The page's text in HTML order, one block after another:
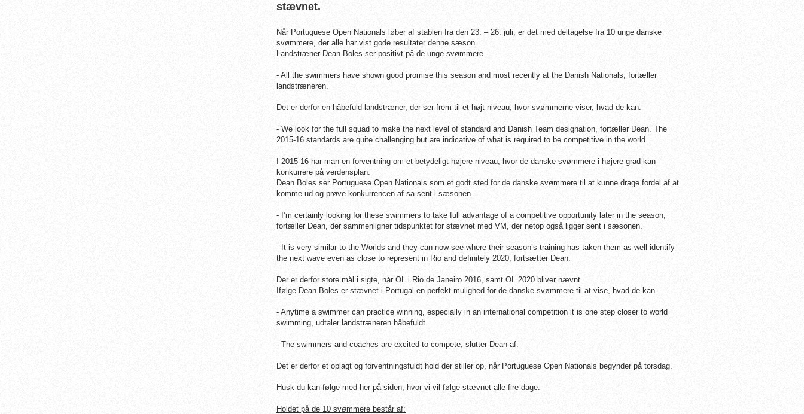
stævnet.
Når Portuguese Open Nationals løber af stablen fra den 23. – 26. juli, er det med deltagelse fra 10 unge danske
svømmere, der alle har vist gode resultater denne sæson.
Landstræner Dean Boles ser positivt på de unge svømmere.
- All the swimmers have shown good promise this season and most recently at the Danish Nationals, fortæller
landstræneren.
Det er derfor en håbefuld landstræner, der ser frem til et højt niveau, hvor svømmerne viser, hvad de kan.
- We look for the full squad to make the next level of standard and Danish Team designation, fortæller Dean. The
2015-16 standards are quite challenging but are indicative of what is required to be competitive in the world.
I 2015-16 har man en forventning om et betydeligt højere niveau, hvor de danske svømmere i højere grad kan
konkurrere på verdensplan.
Dean Boles ser Portuguese Open Nationals som et godt sted for de danske svømmere til at kunne drage fordel af at
komme ud og prøve konkurrencen af så sent i sæsonen.
- I’m certainly looking for these swimmers to take full advantage of a competitive opportunity later in the season,
fortæller Dean, der sammenligner tidspunktet for stævnet med VM, der netop også ligger sent i sæsonen.
- It is very similar to the Worlds and they can now see where their season’s training has taken them as well identify
the next wave even as close to represent in Rio and definitely 2020, fortsætter Dean.
Der er derfor store mål i sigte, når OL i Rio de Janeiro 2016, samt OL 2020 bliver nævnt.
Ifølge Dean Boles er stævnet i Portugal en perfekt mulighed for de danske svømmere til at vise, hvad de kan.
- Anytime a swimmer can practice winning, especially in an international competition it is one step closer to world
swimming, udtaler landstræneren håbefuldt.
- The swimmers and coaches are excited to compete, slutter Dean af.
Det er derfor et oplagt og forventningsfuldt hold der stiller op, når Portuguese Open Nationals begynder på torsdag.
Husk du kan følge med her på siden, hvor vi vil følge stævnet alle fire dage.
Holdet på de 10 svømmere består af: